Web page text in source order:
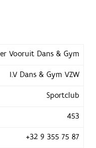
Vooruit Dans & Gym
I.V Dans & Gym VZW
Sportclub
453
+32 9 355 75 87